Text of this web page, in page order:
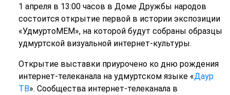
1 апреля в 13:00 часов в Доме Дружбы народов
состоится открытие первой в истории экспозиции
«УдмуртоМЕМ», на которой будут собраны образцы
удмуртской визуальной интернет-культуры.
Открытие выставки приурочено ко дню рождения
интернет-телеканала на удмуртском языке «Даур
ТВ». Сообщества интернет-телеканала в